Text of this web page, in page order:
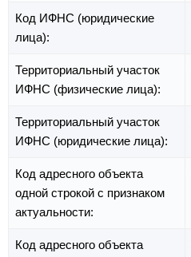
Код ИФНС (юридические
лица):
Территориальный участок
ИФНС (физические лица):
Территориальный участок
ИФНС (юридические лица):
Код адресного объекта
одной строкой с признаком
актуальности:
Код адресного объекта